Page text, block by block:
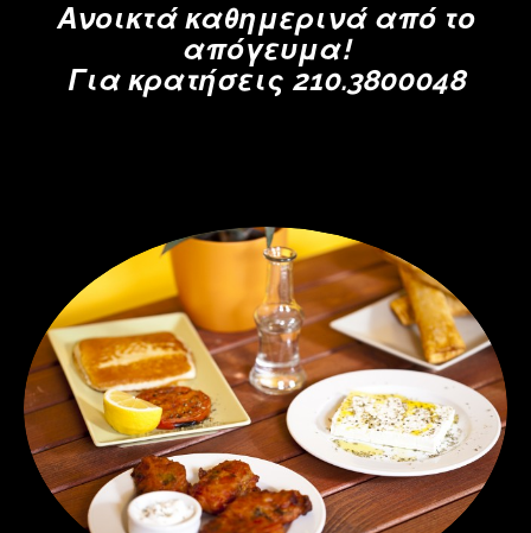
Ανοικτά καθημερινά από το
απόγευμα!
Για κρατήσεις 210.3800048